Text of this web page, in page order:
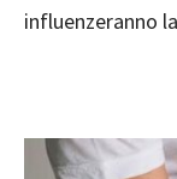
influenzeranno